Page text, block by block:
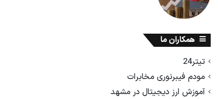
همکاران ما
تیتر24
مودم فیبرنوری مخابرات
آموزش ارز دیجیتال در مشهد